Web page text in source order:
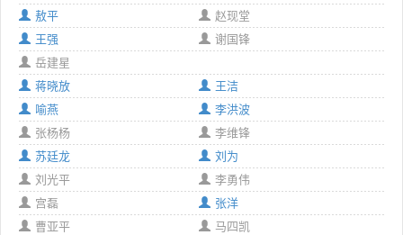
敖平
赵现堂
王强
谢国锋
岳建星
蒋晓放
王洁
喻燕
李洪波
张杨杨
李维锋
苏廷龙
刘为
刘光平
李勇伟
宫磊
张洋
曹亚平
马四凯